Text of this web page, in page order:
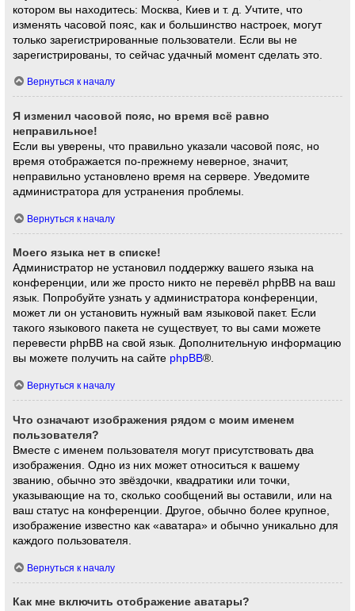
котором вы находитесь: Москва, Киев и т. д. Учтите, что
изменять часовой пояс, как и большинство настроек, могут
только зарегистрированные пользователи. Если вы не
зарегистрированы, то сейчас удачный момент сделать это.
Вернуться к началу
Я изменил часовой пояс, но время всё равно
неправильное!
Если вы уверены, что правильно указали часовой пояс, но
время отображается по-прежнему неверное, значит,
неправильно установлено время на сервере. Уведомите
администратора для устранения проблемы.
Вернуться к началу
Моего языка нет в списке!
Администратор не установил поддержку вашего языка на
конференции, или же просто никто не перевёл phpBB на ваш
язык. Попробуйте узнать у администратора конференции,
может ли он установить нужный вам языковой пакет. Если
такого языкового пакета не существует, то вы сами можете
перевести phpBB на свой язык. Дополнительную информацию
вы можете получить на сайте phpBB®.
Вернуться к началу
Что означают изображения рядом с моим именем
пользователя?
Вместе с именем пользователя могут присутствовать два
изображения. Одно из них может относиться к вашему
званию, обычно это звёздочки, квадратики или точки,
указывающие на то, сколько сообщений вы оставили, или на
ваш статус на конференции. Другое, обычно более крупное,
изображение известно как «аватара» и обычно уникально для
каждого пользователя.
Вернуться к началу
Как мне включить отображение аватары?